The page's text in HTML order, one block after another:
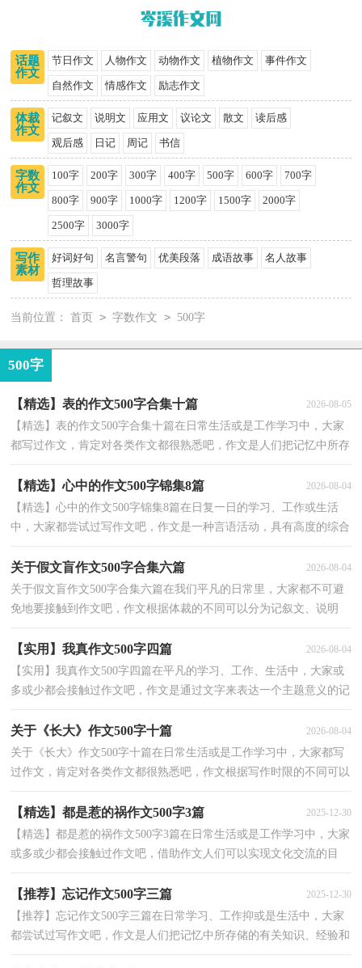
话题
作文
节日作文 人物作文 动物作文 植物作文 事件作文
自然作文 情感作文 励志作文
体裁
作文
记叙文 说明文 应用文 议论文 散文 读后感
观后感 日记 周记 书信
字数
作文
100字 200字 300字 400字 500字 600字 700字
800字 900字 1000字 1200字 1500字 2000字
2500字 3000字
写作
素材
好词好句 名言警句 优美段落 成语故事 名人故事
哲理故事
当前位置： 首页 > 字数作文 > 500字
500字
【精选】表的作文500字合集十篇 2026-08-05
【精选】表的作文500字合集十篇在日常生活或是工作学习中，大家
都写过作文，肯定对各类作文都很熟悉吧，作文是人们把记忆中所存
【精选】心中的作文500字锦集8篇 2026-08-04
【精选】心中的作文500字锦集8篇在日复一日的学习、工作或生活
中，大家都尝试过写作文吧，作文是一种言语活动，具有高度的综合
关于假文盲作文500字合集六篇 2026-08-04
关于假文盲作文500字合集六篇在我们平凡的日常里，大家都不可避
免地要接触到作文吧，作文根据体裁的不同可以分为记叙文、说明
【实用】我真作文500字四篇 2026-08-04
【实用】我真作文500字四篇在平凡的学习、工作、生活中，大家或
多或少都会接触过作文吧，作文是通过文字来表达一个主题意义的记
关于《长大》作文500字十篇 2026-08-04
关于《长大》作文500字十篇在日常生活或是工作学习中，大家都写
过作文，肯定对各类作文都很熟悉吧，作文根据写作时限的不同可以
【精选】都是惹的祸作文500字3篇 2025-12-30
【精选】都是惹的祸作文500字3篇在日常生活或是工作学习中，大家
或多或少都会接触过作文吧，借助作文人们可以实现文化交流的目
【推荐】忘记作文500字三篇 2025-12-30
【推荐】忘记作文500字三篇在日常学习、工作抑或是生活中，大家
都尝试过写作文吧，作文是人们把记忆中所存储的有关知识、经验和